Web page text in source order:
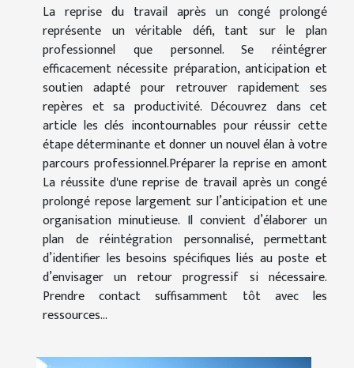
La reprise du travail après un congé prolongé
représente un véritable défi, tant sur le plan
professionnel que personnel. Se réintégrer
efficacement nécessite préparation, anticipation et
soutien adapté pour retrouver rapidement ses
repères et sa productivité. Découvrez dans cet
article les clés incontournables pour réussir cette
étape déterminante et donner un nouvel élan à votre
parcours professionnel.Préparer la reprise en amont
La réussite d'une reprise de travail après un congé
prolongé repose largement sur l’anticipation et une
organisation minutieuse. Il convient d’élaborer un
plan de réintégration personnalisé, permettant
d’identifier les besoins spécifiques liés au poste et
d’envisager un retour progressif si nécessaire.
Prendre contact suffisamment tôt avec les
ressources...